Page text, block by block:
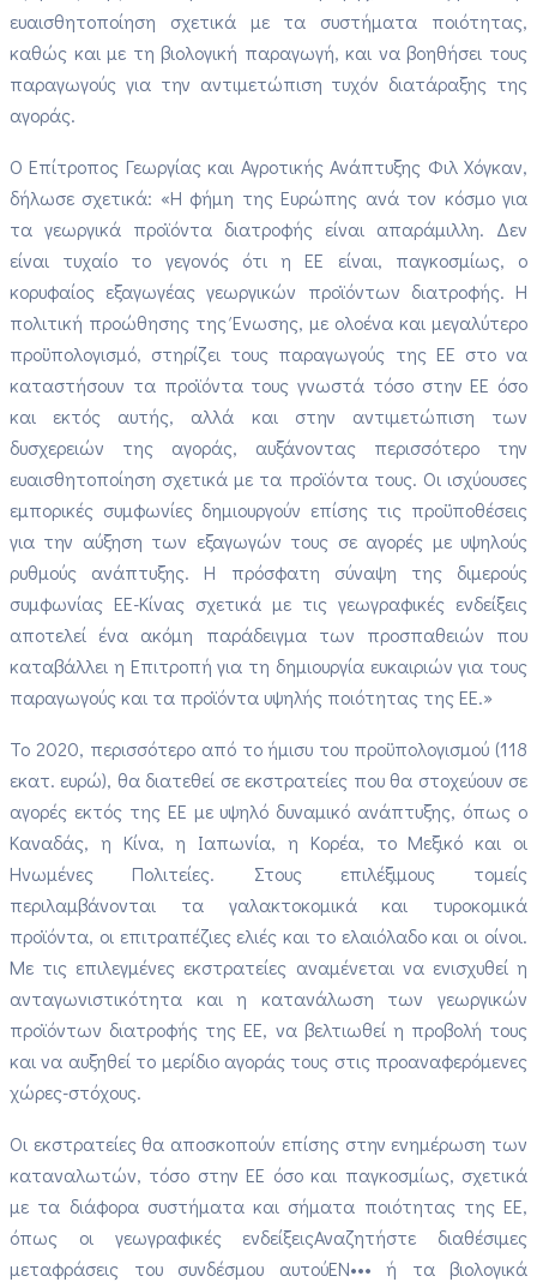
ευαισθητοποίηση σχετικά με τα συστήματα ποιότητας,
καθώς και με τη βιολογική παραγωγή, και να βοηθήσει τους
παραγωγούς για την αντιμετώπιση τυχόν διατάραξης της
αγοράς.
Ο Επίτροπος Γεωργίας και Αγροτικής Ανάπτυξης Φιλ Χόγκαν,
δήλωσε σχετικά: «Η φήμη της Ευρώπης ανά τον κόσμο για
τα γεωργικά προϊόντα διατροφής είναι απαράμιλλη. Δεν
είναι τυχαίο το γεγονός ότι η ΕΕ είναι, παγκοσμίως, ο
κορυφαίος εξαγωγέας γεωργικών προϊόντων διατροφής. Η
πολιτική προώθησης της Ένωσης, με ολοένα και μεγαλύτερο
προϋπολογισμό, στηρίζει τους παραγωγούς της ΕΕ στο να
καταστήσουν τα προϊόντα τους γνωστά τόσο στην ΕΕ όσο
και εκτός αυτής, αλλά και στην αντιμετώπιση των
δυσχερειών της αγοράς, αυξάνοντας περισσότερο την
ευαισθητοποίηση σχετικά με τα προϊόντα τους. Οι ισχύουσες
εμπορικές συμφωνίες δημιουργούν επίσης τις προϋποθέσεις
για την αύξηση των εξαγωγών τους σε αγορές με υψηλούς
ρυθμούς ανάπτυξης. Η πρόσφατη σύναψη της διμερούς
συμφωνίας ΕΕ-Κίνας σχετικά με τις γεωγραφικές ενδείξεις
αποτελεί ένα ακόμη παράδειγμα των προσπαθειών που
καταβάλλει η Επιτροπή για τη δημιουργία ευκαιριών για τους
παραγωγούς και τα προϊόντα υψηλής ποιότητας της ΕΕ.»
Το 2020, περισσότερο από το ήμισυ του προϋπολογισμού (118
εκατ. ευρώ), θα διατεθεί σε εκστρατείες που θα στοχεύουν σε
αγορές εκτός της ΕΕ με υψηλό δυναμικό ανάπτυξης, όπως ο
Καναδάς, η Κίνα, η Ιαπωνία, η Κορέα, το Μεξικό και οι
Ηνωμένες Πολιτείες. Στους επιλέξιμους τομείς
περιλαμβάνονται τα γαλακτοκομικά και τυροκομικά
προϊόντα, οι επιτραπέζιες ελιές και το ελαιόλαδο και οι οίνοι.
Με τις επιλεγμένες εκστρατείες αναμένεται να ενισχυθεί η
ανταγωνιστικότητα και η κατανάλωση των γεωργικών
προϊόντων διατροφής της ΕΕ, να βελτιωθεί η προβολή τους
και να αυξηθεί το μερίδιο αγοράς τους στις προαναφερόμενες
χώρες-στόχους.
Οι εκστρατείες θα αποσκοπούν επίσης στην ενημέρωση των
καταναλωτών, τόσο στην ΕΕ όσο και παγκοσμίως, σχετικά
με τα διάφορα συστήματα και σήματα ποιότητας της ΕΕ,
όπως οι γεωγραφικές ενδείξειςΑναζητήστε διαθέσιμες
μεταφράσεις του συνδέσμου αυτούEN••• ή τα βιολογικά